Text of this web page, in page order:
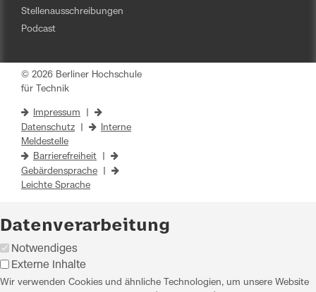
Stellenausschreibungen
Podcast
© 2026 Berliner Hochschule
für Technik
Impressum
Datenschutz
Interne
Meldestelle
Barrierefreiheit
Gebärdensprache
Leichte Sprache
Datenverarbeitung
Notwendiges
Externe Inhalte
Wir verwenden Cookies und ähnliche Technologien, um unsere Website